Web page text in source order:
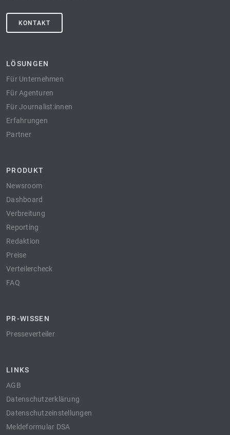
KONTAKT
LÖSUNGEN
Für Unternehmen
Für Agenturen
Für Journalist:innen
Erfahrungen
Partner
PRODUKT
Newsroom
Dashboard
Verbreitung
Reporting
Redaktion
Preise
Verteilercheck
FAQ
PR-WISSEN
Presseverteiler
LINKS
AGB
Datenschutzerklärung
Datenschutzeinstellungen
Meldeformular DSA